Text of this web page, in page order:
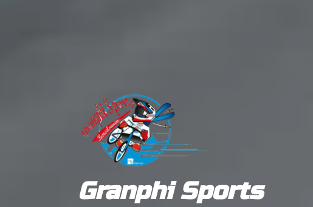
Granphi Sports